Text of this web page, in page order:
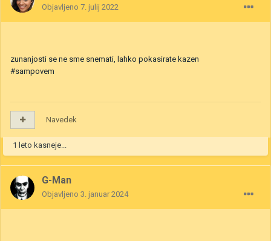
Objavljeno 7. julij 2022
zunanjosti se ne sme snemati, lahko pokasirate kazen
#sampovem
Navedek
1 leto kasneje...
G-Man
Objavljeno 3. januar 2024